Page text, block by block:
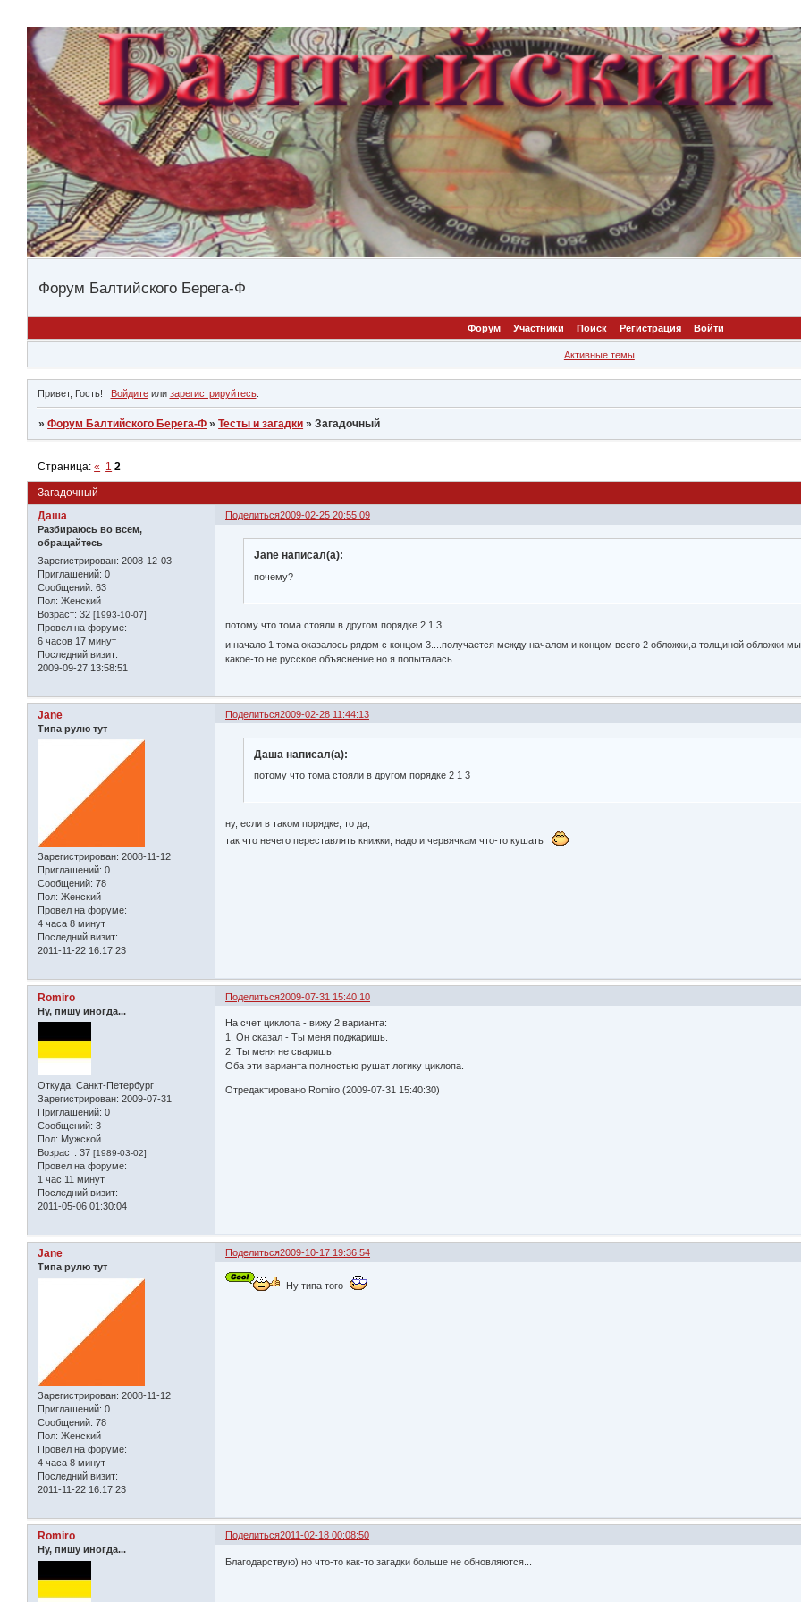
Форум Балтийского Берега-Ф
Форум Участники Поиск Регистрация Войти
Активные темы
Привет, Гость! Войдитеили зарегистрируйтесь.
»Форум Балтийского Берега-Ф »Тесты и загадки »Загадочный
Загадочный
Страница:« 1 2
Поделиться2009-02-25 20:55:09
Даша
Разбираюсь во всем,
обращайтесь
Зарегистрирован: 2008-12-03
Приглашений: 0
Сообщений: 63
Пол: Женский
Возраст: 32 [1993-10-07]
Провел на форуме:
6 часов 17 минут
Последний визит:
2009-09-27 13:58:51
Jane написал(а):
почему?
потому что тома стояли в другом порядке 2 1 3
и начало 1 тома оказалось рядом с концом 3....получается между началом и концом всего 2 обложки,а толщиной обложки
какое-то не русское объяснение,но я попыталась....
Поделиться2009-02-28 11:44:13
Jane
Типа рулю тут
Зарегистрирован: 2008-11-12
Приглашений: 0
Сообщений: 78
Пол: Женский
Провел на форуме:
4 часа 8 минут
Последний визит:
2011-11-22 16:17:23
Даша написал(а):
потому что тома стояли в другом порядке 2 1 3
ну, если в таком порядке, то да,
так что нечего переставлять книжки, надо и червячкам что-то кушать
Поделиться2009-07-31 15:40:10
Romiro
Ну, пишу иногда...
Откуда: Санкт-Петербург
Зарегистрирован: 2009-07-31
Приглашений: 0
Сообщений: 3
Пол: Мужской
Возраст: 37 [1989-03-02]
Провел на форуме:
1 час 11 минут
Последний визит:
2011-05-06 01:30:04
На счет циклопа - вижу 2 варианта:
1. Он сказал - Ты меня поджаришь.
2. Ты меня не сваришь.
Оба эти варианта полностью рушат логику циклопа.
Отредактировано Romiro (2009-07-31 15:40:30)
Поделиться2009-10-17 19:36:54
Jane
Типа рулю тут
Зарегистрирован: 2008-11-12
Приглашений: 0
Сообщений: 78
Пол: Женский
Провел на форуме:
4 часа 8 минут
Последний визит:
2011-11-22 16:17:23
Ну типа того
Поделиться2011-02-18 00:08:50
Romiro
Ну, пишу иногда...
Благодарствую) но что-то как-то загадки больше не обновляются...